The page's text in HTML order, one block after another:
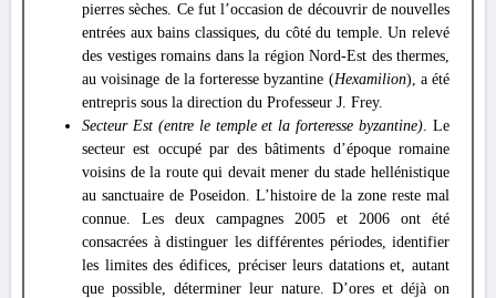
pierres sèches. Ce fut l’occasion de découvrir de nouvelles
entrées aux bains classiques, du côté du temple. Un relevé
des vestiges romains dans la région Nord-Est des thermes,
au voisinage de la forteresse byzantine (Hexamilion), a été
entrepris sous la direction du Professeur J. Frey.
Secteur Est (entre le temple et la forteresse byzantine). Le
secteur est occupé par des bâtiments d’époque romaine
voisins de la route qui devait mener du stade hellénistique
au sanctuaire de Poseidon. L’histoire de la zone reste mal
connue. Les deux campagnes 2005 et 2006 ont été
consacrées à distinguer les différentes périodes, identifier
les limites des édifices, préciser leurs datations et, autant
que possible, déterminer leur nature. D’ores et déjà on